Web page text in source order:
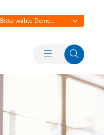
Bitte wähle Deine